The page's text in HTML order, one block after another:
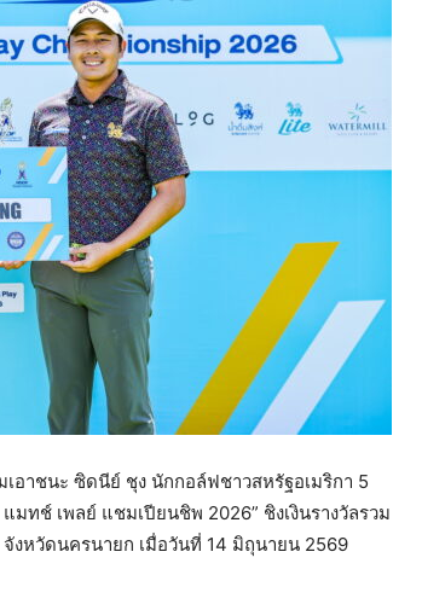
อาชนะ ซิดนีย์ ชุง นักกอล์ฟชาวสหรัฐอเมริกา 5
ทช์ เพลย์ แชมเปียนชิพ 2026” ชิงเงินรางวัลรวม
หวัดนครนายก เมื่อวันที่ 14 มิถุนายน 2569